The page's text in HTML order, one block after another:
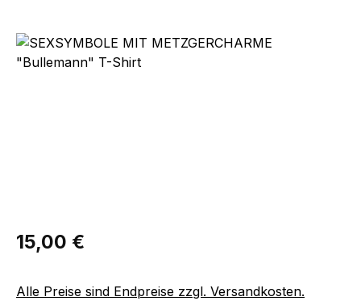
Bildergalerie überspringen
Regulärer Preis:
15,00 €
Alle Preise sind Endpreise zzgl. Versandkosten.